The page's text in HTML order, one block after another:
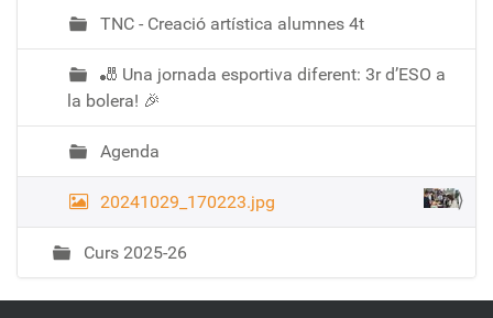
TNC - Creació artística alumnes 4t
🎳 Una jornada esportiva diferent: 3r d’ESO a
la bolera! 🎉
Agenda
20241029_170223.jpg
Curs 2025-26